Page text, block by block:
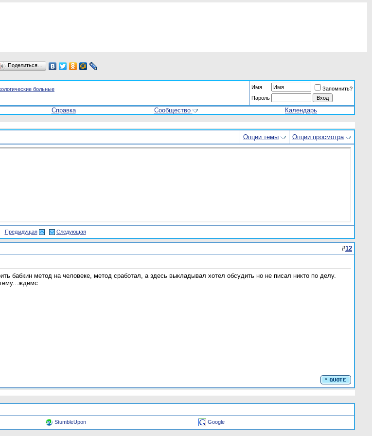
Поделиться…
больные Имя
Запомнить?
Пароль
Справка Сообщество Календарь
Опции темы Опции просмотра
Предыдущая Следующая
#12
бабкин метод на человеке, метод сработал, а здесь выкладывал хотел обсудить но не писал никто по делу.
StumbleUpon Google